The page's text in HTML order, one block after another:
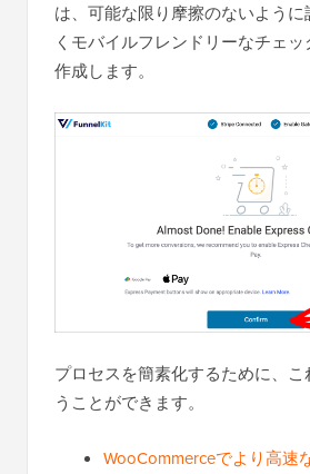
は、可能な限り摩擦のないよう
くモバイルフレンドリーなチェ
作成します。
プロセスを簡素化するために、
うことができます。
WooCommerceでより高速